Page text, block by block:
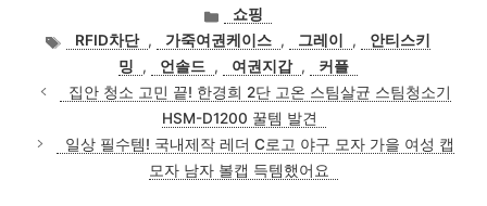
카
테
고
리
쇼핑
태RFID차단 , 가죽여권케이스 , 그레이 ,
안티스키
밍
, 언솔드 , 여권지갑 ,
커플
집안 청소 고민 끝! 한경희 2단 고온 스팀살균 스팀청소기
HSM-D1200 꿀템 발견
일상 필수템! 국내제작 레더 C로고 야구 모자 가을 여성 캡
모자 남자 볼캡 득템했어요